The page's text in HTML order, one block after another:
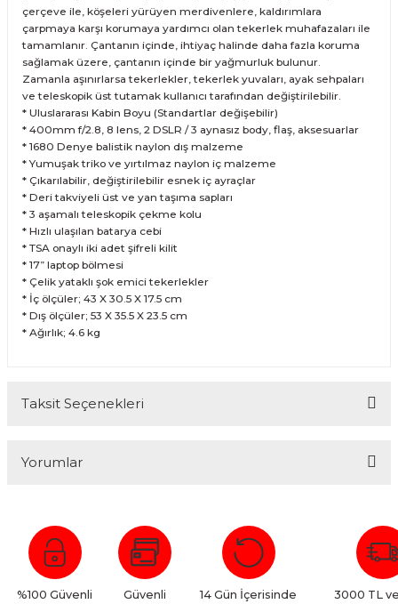
çerçeve ile, köşeleri yürüyen merdivenlere, kaldırımlara
çarpmaya karşı korumaya yardımcı olan tekerlek muhafazaları ile
tamamlanır. Çantanın içinde, ihtiyaç halinde daha fazla koruma
sağlamak üzere, çantanın içinde bir yağmurluk bulunur.
Zamanla aşınırlarsa tekerlekler, tekerlek yuvaları, ayak sehpaları
ve teleskopik üst tutamak kullanıcı tarafından değiştirilebilir.
* Uluslararası Kabin Boyu (Standartlar değişebilir)
* 400mm f/2.8, 8 lens, 2 DSLR / 3 aynasız body, flaş, aksesuarlar
* 1680 Denye balistik naylon dış malzeme
* Yumuşak triko ve yırtılmaz naylon iç malzeme
* Çıkarılabilir, değiştirilebilir esnek iç ayraçlar
* Deri takviyeli üst ve yan taşıma sapları
* 3 aşamalı teleskopik çekme kolu
* Hızlı ulaşılan batarya cebi
* TSA onaylı iki adet şifreli kilit
* 17” laptop bölmesi
* Çelik yataklı şok emici tekerlekler
* İç ölçüler; 43 X 30.5 X 17.5 cm
* Dış ölçüler; 53 X 35.5 X 23.5 cm
* Ağırlık; 4.6 kg
Taksit Seçenekleri
Yorumlar
Bu ürüne ilk yorumu siz yapın!
Yorum Yaz
%100 Güvenli
Güvenli
14 Gün İçerisinde
3000 TL